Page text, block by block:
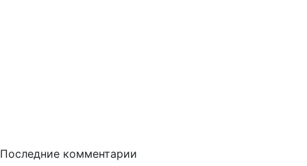
Последние комментарии